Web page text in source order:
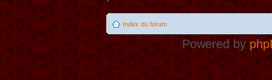
Index du forum
Powered by